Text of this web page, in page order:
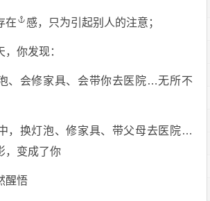
在 感，只为引起别人的注意；
你发现：
、会修家具、会带你去医院…无所不
，换灯泡、修家具、带父母去医院…
，变成了你
醒悟